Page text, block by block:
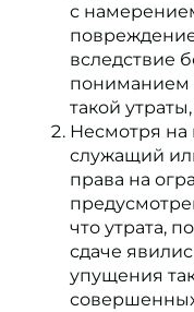
с
вследствие
пониманием
такой
Несмотря на
служащий
права на
что утрата,
сдаче
упущения